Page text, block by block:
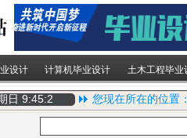
设计 计算机毕业设计 土木工程毕业
日 9:45:3 您现在所在的位置